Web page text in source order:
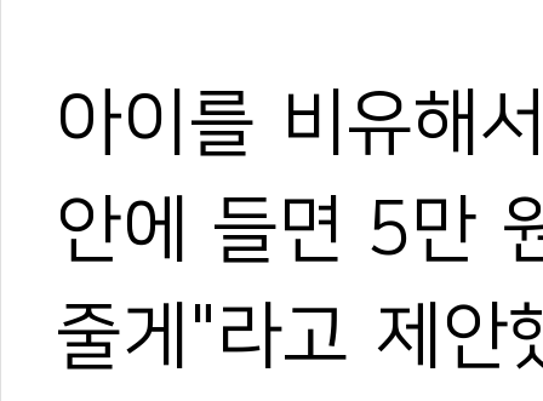
아이를 비유해
안에 들면 5만
줄게"라고 제안